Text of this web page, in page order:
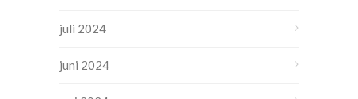
juli 2024
juni 2024